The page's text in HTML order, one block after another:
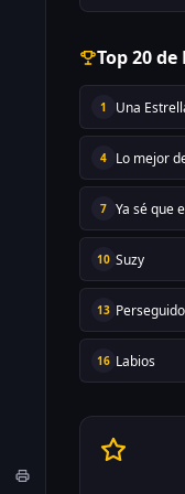
Top 20
1 Una
4 Lo mejor
7 Ya sé que
10 Suzy
13
16 Labios